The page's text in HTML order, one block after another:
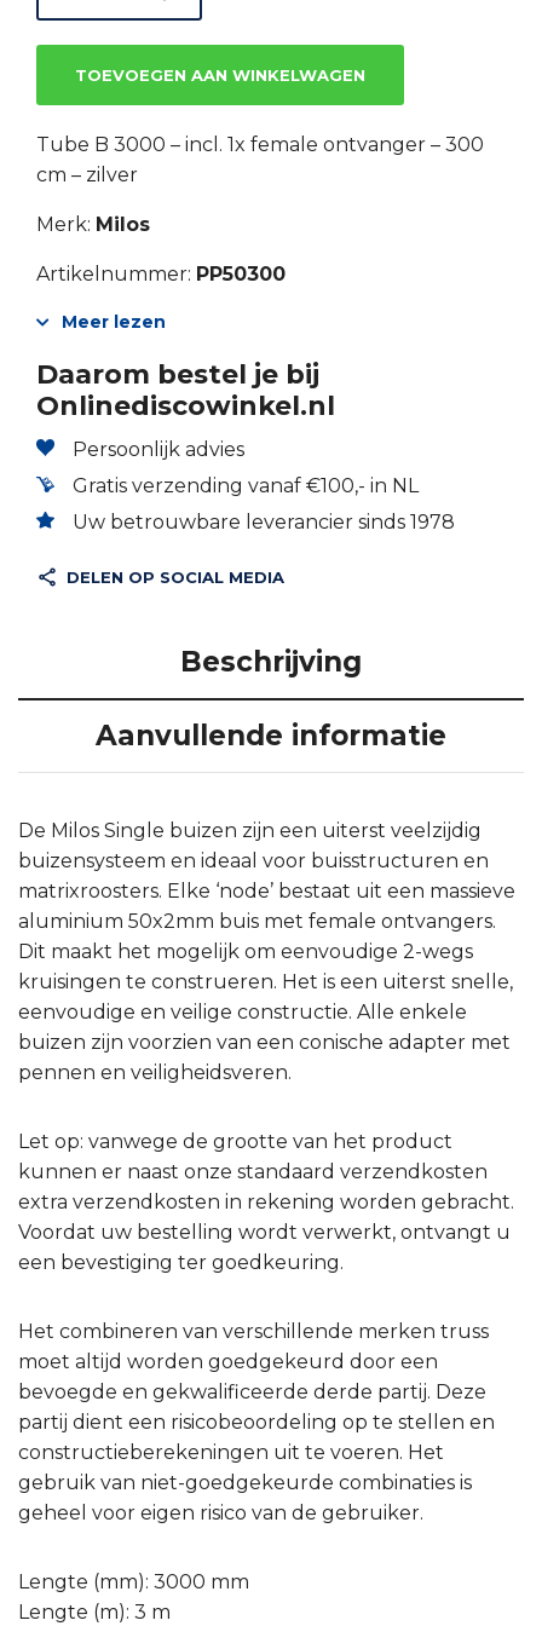
TOEVOEGEN AAN WINKELWAGEN
Tube B 3000 – incl. 1x female ontvanger – 300
cm – zilver
Merk: Milos
Artikelnummer: PP50300
Meer lezen
Daarom bestel je bij
Onlinediscowinkel.nl
Persoonlijk advies
Gratis verzending vanaf €100,- in NL
Uw betrouwbare leverancier sinds 1978
DELEN OP SOCIAL MEDIA
Beschrijving
Aanvullende informatie
De Milos Single buizen zijn een uiterst veelzijdig
buizensysteem en ideaal voor buisstructuren en
matrixroosters. Elke ‘node’ bestaat uit een massieve
aluminium 50x2mm buis met female ontvangers.
Dit maakt het mogelijk om eenvoudige 2-wegs
kruisingen te construeren. Het is een uiterst snelle,
eenvoudige en veilige constructie. Alle enkele
buizen zijn voorzien van een conische adapter met
pennen en veiligheidsveren.
Let op: vanwege de grootte van het product
kunnen er naast onze standaard verzendkosten
extra verzendkosten in rekening worden gebracht.
Voordat uw bestelling wordt verwerkt, ontvangt u
een bevestiging ter goedkeuring.
Het combineren van verschillende merken truss
moet altijd worden goedgekeurd door een
bevoegde en gekwalificeerde derde partij. Deze
partij dient een risicobeoordeling op te stellen en
constructieberekeningen uit te voeren. Het
gebruik van niet-goedgekeurde combinaties is
geheel voor eigen risico van de gebruiker.
Lengte (mm): 3000 mm
Lengte (m): 3 m